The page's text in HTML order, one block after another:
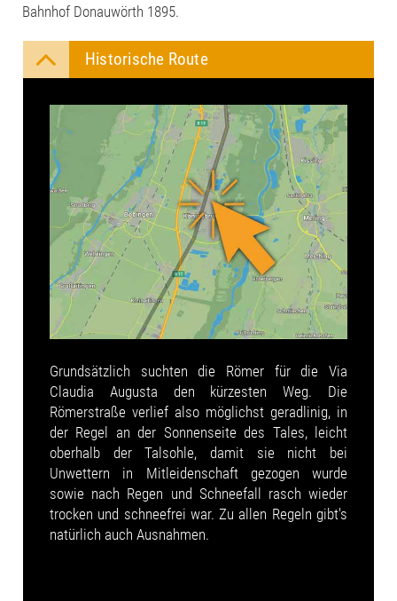
Bahnhof Donauwörth 1895.
Historische Route
Grundsätzlich suchten die Römer für die Via
Claudia Augusta den kürzesten Weg. Die
Römerstraße verlief also möglichst geradlinig, in
der Regel an der Sonnenseite des Tales, leicht
oberhalb der Talsohle, damit sie nicht bei
Unwettern in Mitleidenschaft gezogen wurde
sowie nach Regen und Schneefall rasch wieder
trocken und schneefrei war. Zu allen Regeln gibt's
natürlich auch Ausnahmen.